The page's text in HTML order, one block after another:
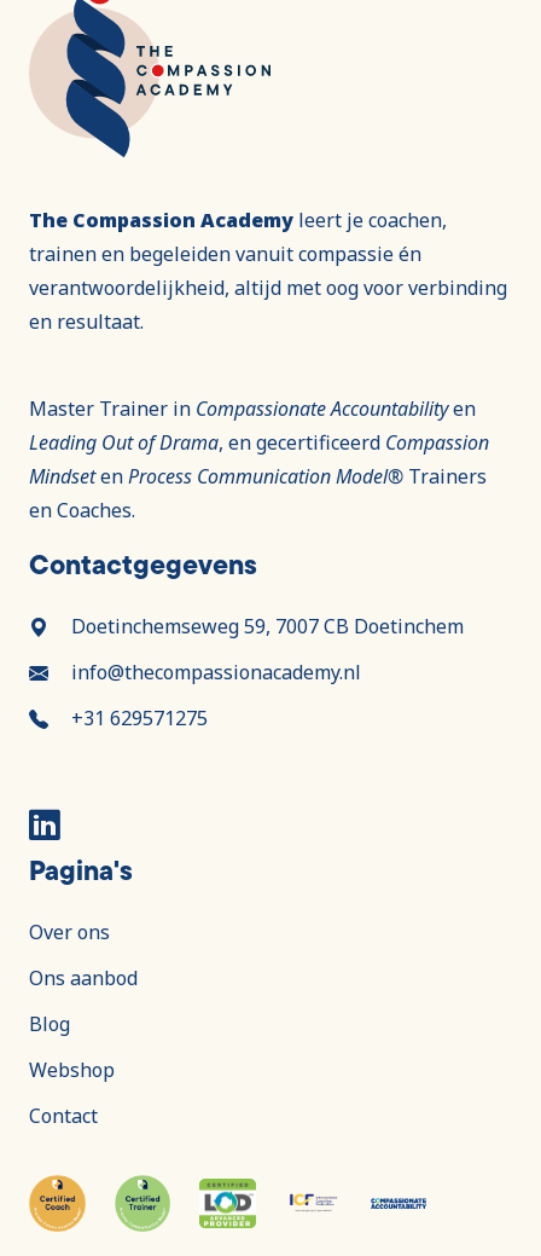
The Compassion Academy leert je coachen,
trainen en begeleiden vanuit compassie én
verantwoordelijkheid, altijd met oog voor verbinding
en resultaat.
Master Trainer in Compassionate Accountabilityen
Leading Out of Drama, en gecertificeerd Compassion
MindsetenProcess Communication Model® Trainers
en Coaches.
Contactgegevens
Doetinchemseweg 59, 7007 CB Doetinchem
info@thecompassionacademy.nl
+31 629571275
Pagina's
Over ons
Ons aanbod
Blog
Webshop
Contact